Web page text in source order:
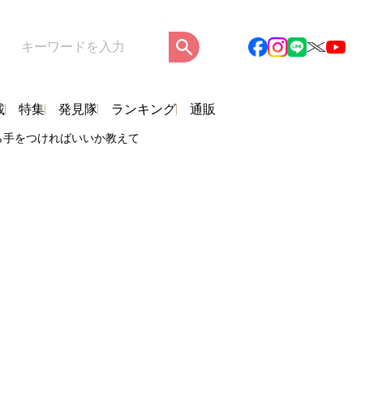
特集 発見隊 ランキング 通販
をつければいいか教えて